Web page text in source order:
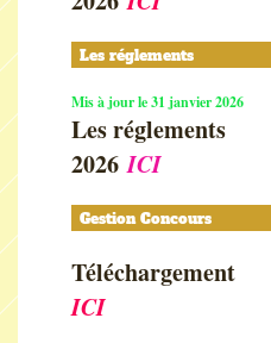
Les réglements
Mis à jour le 31 janvier 2026
Les réglements
2026ICI
Gestion Concours
Téléchargement
ICI